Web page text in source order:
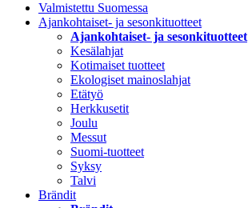
Valmistettu Suomessa
Ajankohtaiset- ja sesonkituotteet
Ajankohtaiset- ja sesonkituotteet
Kesälahjat
Kotimaiset tuotteet
Ekologiset mainoslahjat
Etätyö
Herkkusetit
Joulu
Messut
Suomi-tuotteet
Syksy
Talvi
Brändit